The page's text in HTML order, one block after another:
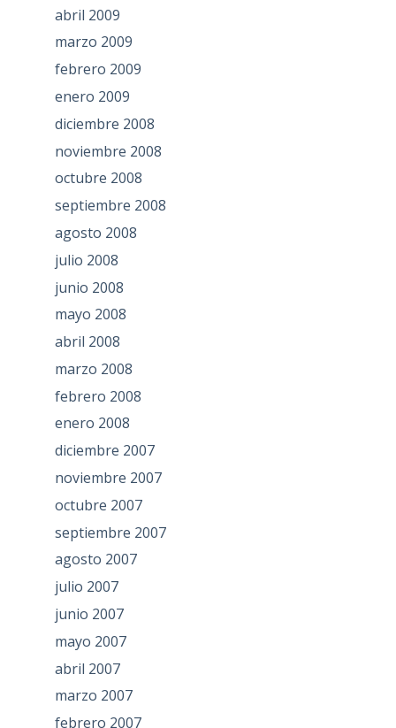
abril 2009
marzo 2009
febrero 2009
enero 2009
diciembre 2008
noviembre 2008
octubre 2008
septiembre 2008
agosto 2008
julio 2008
junio 2008
mayo 2008
abril 2008
marzo 2008
febrero 2008
enero 2008
diciembre 2007
noviembre 2007
octubre 2007
septiembre 2007
agosto 2007
julio 2007
junio 2007
mayo 2007
abril 2007
marzo 2007
febrero 2007